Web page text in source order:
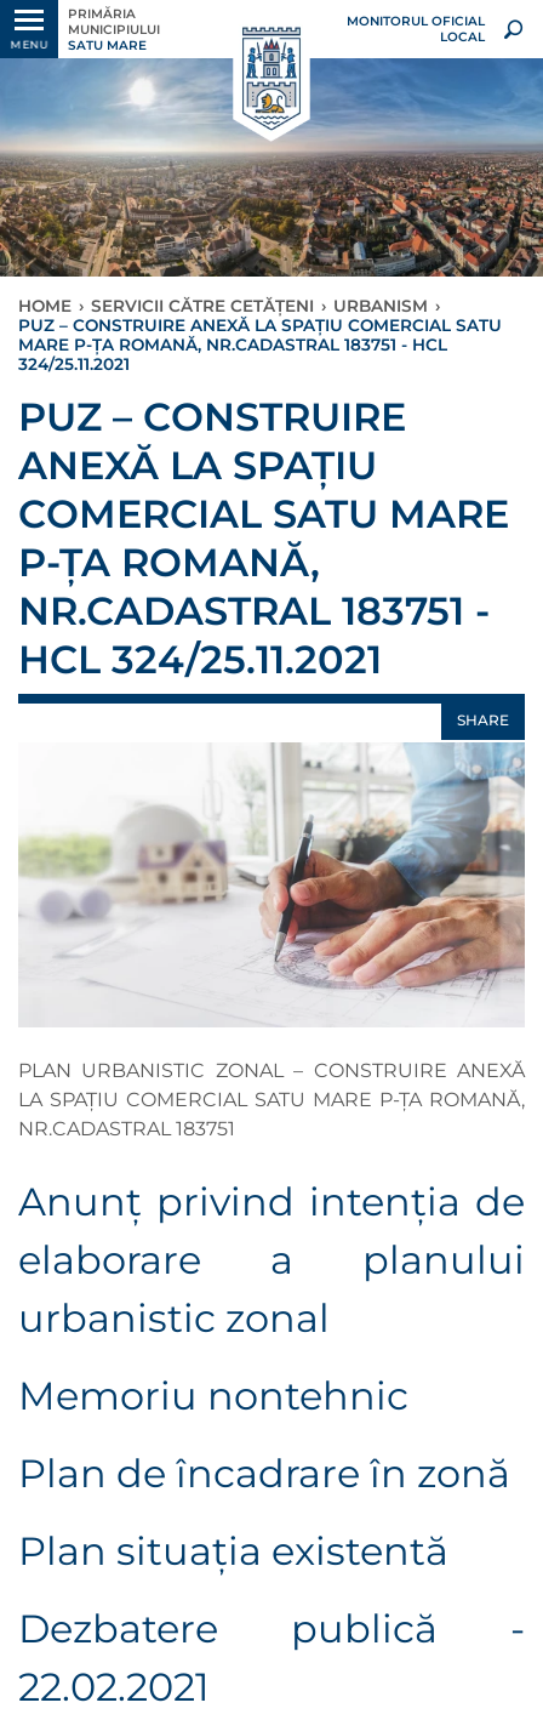
MENU
PRIMĂRIA
MUNICIPIULUI
SATU MARE
MONITORUL OFICIAL
LOCAL
HOME › SERVICII CĂTRE CETĂȚENI › URBANISM ›
PUZ – CONSTRUIRE ANEXĂ LA SPAȚIU COMERCIAL SATU
MARE P-ȚA ROMANĂ, NR.CADASTRAL 183751 - HCL
324/25.11.2021
PUZ – CONSTRUIRE
ANEXĂ LA SPAȚIU
COMERCIAL SATU MARE
P-ȚA ROMANĂ,
NR.CADASTRAL 183751 -
HCL 324/25.11.2021
SHARE
PLAN URBANISTIC ZONAL – CONSTRUIRE ANEXĂ
LA SPAȚIU COMERCIAL SATU MARE P-ȚA ROMANĂ,
NR.CADASTRAL 183751
Anunţ privind intenţia de
elaborare a planului
urbanistic zonal
Memoriu nontehnic
Plan de încadrare în zonă
Plan situaţia existentă
Dezbatere publică -
22.02.2021